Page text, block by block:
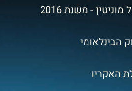
- משנת 2016
הבינלאומי
האקריו